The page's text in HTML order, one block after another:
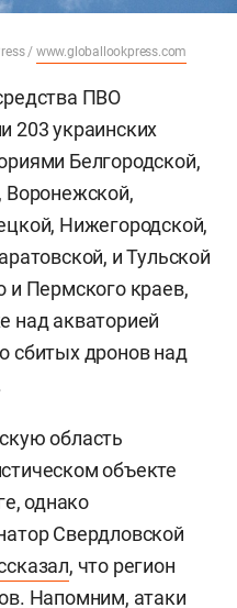
/ www.globallookpress.com
ПВО
203 украинских
Белгородской,
Воронежской,
Нижегородской,
и Тульской
и Пермского краев,
над акваторией
сбитых дронов над
область
объекте
однако
Свердловской
, что регион
Напомним, атаки